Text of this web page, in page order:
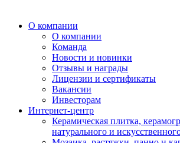
О компании
О компании
Команда
Новости и новинки
Отзывы и награды
Лицензии и сертификаты
Вакансии
Инвесторам
Интернет-центр
Керамическая плитка,
натурального и